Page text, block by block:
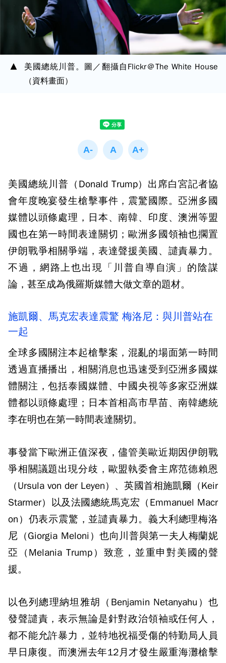
美國總統川普。圖／翻攝自Flickr＠The White House
（資料畫面）
美國總統川普（Donald Trump）出席白宮記者協
會年度晚宴發生槍擊事件，震驚國際。亞洲多國
媒體以頭條處理，日本、南韓、印度、澳洲等盟
國也在第一時間表達關切；歐洲多國領袖也擱置
伊朗戰爭相關爭端，表達聲援美國、譴責暴力。
不過，網路上也出現「川普自導自演」的陰謀
論，甚至成為俄羅斯媒體大做文章的題材。
施凱爾、馬克宏表達震驚 梅洛尼：與川普站在
一起
全球多國關注本起槍擊案，混亂的場面第一時間
透過直播播出，相關消息也迅速受到亞洲多國媒
體關注，包括泰國媒體、中國央視等多家亞洲媒
體都以頭條處理；日本首相高市早苗、南韓總統
李在明也在第一時間表達關切。
事發當下歐洲正值深夜，儘管美歐近期因伊朗戰
爭相關議題出現分歧，歐盟執委會主席范德賴恩
（Ursula von der Leyen）、英國首相施凱爾（Keir
Starmer）以及法國總統馬克宏（Emmanuel Macr
on）仍表示震驚，並譴責暴力。義大利總理梅洛
尼（Giorgia Meloni）也向川普與第一夫人梅蘭妮
亞（Melania Trump）致意，並重申對美國的聲
援。
以色列總理納坦雅胡（Benjamin Netanyahu）也
發聲譴責，表示無論是針對政治領袖或任何人，
都不能允許暴力，並特地祝福受傷的特勤局人員
早日康復。而澳洲去年12月才發生嚴重海灘槍擊